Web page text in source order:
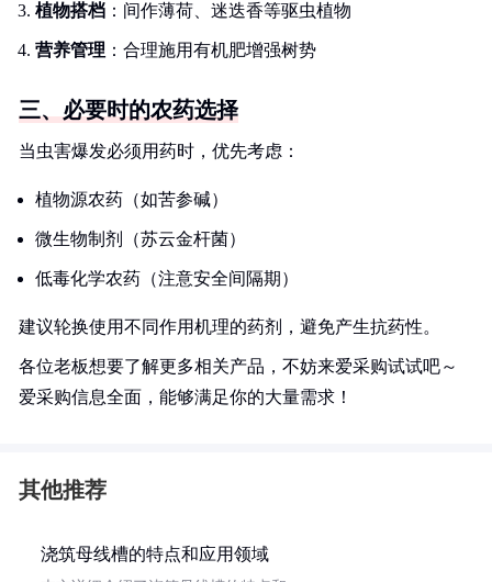
植物搭档 ：间作薄荷、迷迭香等驱虫植物
营养管理 ：合理施用有机肥增强树势
三、必要时的农药选择
当虫害爆发必须用药时，优先考虑：
植物源农药（如苦参碱）
微生物制剂（苏云金杆菌）
低毒化学农药（注意安全间隔期）
建议轮换使用不同作用机理的药剂，避免产生抗药性。
各位老板想要了解更多相关产品，不妨来爱采购试试吧～
爱采购信息全面，能够满足你的大量需求！
其他推荐
浇筑母线槽的特点和应用领域